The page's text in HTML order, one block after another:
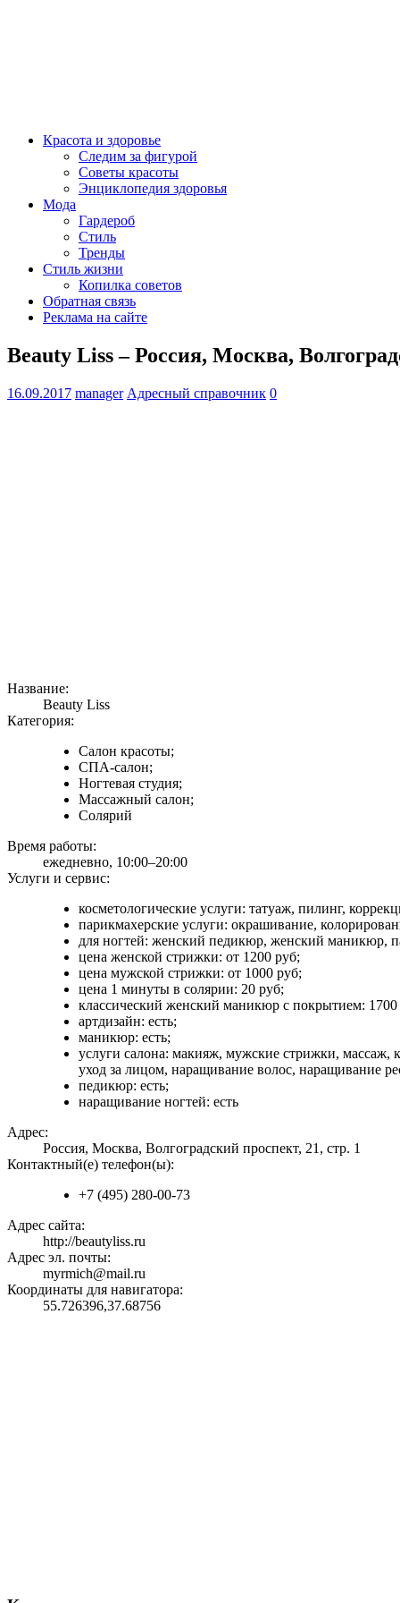
Красота и здоровье
Следим за фигурой
Советы красоты
Энциклопедия здоровья
Мода
Гардероб
Стиль
Тренды
Стиль жизни
Копилка советов
Обратная связь
Реклама на сайте
Beauty Liss – Россия, Москва,
16.09.2017 manager Адресный справочник 0
Название:
Beauty Liss
Категория:
Салон красоты;
СПА-салон;
Ногтевая студия;
Массажный салон;
Солярий
Время работы:
ежедневно, 10:00–20:00
Услуги и сервис:
косметологические услуги: татуаж, пилинг,
парикмахерские услуги: окрашивание,
для ногтей: женский педикюр, женский маникюр,
цена женской стрижки: от 1200 руб;
цена мужской стрижки: от 1000 руб;
цена 1 минуты в солярии: 20 руб;
классический женский маникюр с покрытием: 1700
артдизайн: есть;
маникюр: есть;
услуги салона: макияж, мужские стрижки, массаж,
уход за лицом, наращивание волос, наращивание
педикюр: есть;
наращивание ногтей: есть
Адрес:
Россия, Москва, Волгоградский проспект, 21, стр. 1
Контактный(е) телефон(ы):
+7 (495) 280-00-73
Адрес сайта:
http://beautyliss.ru
Адрес эл. почты:
myrmich@mail.ru
Координаты для навигатора:
55.726396,37.68756